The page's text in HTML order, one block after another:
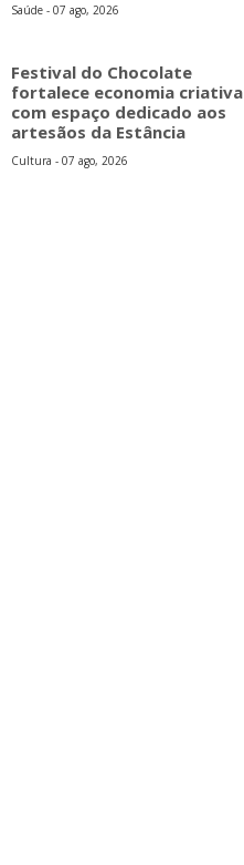
Saúde - 07 ago, 2026
Festival do Chocolate
fortalece economia criativa
com espaço dedicado aos
artesãos da Estância
Cultura - 07 ago, 2026